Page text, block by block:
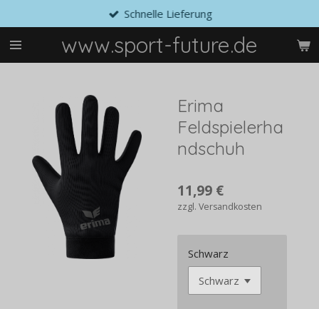
Hauptinhalt
springen
www.sport-future.de
Schnelle Lieferung
Erima
Feldspielerha
ndschuh
11,99 €
zzgl. Versandkosten
Schwarz